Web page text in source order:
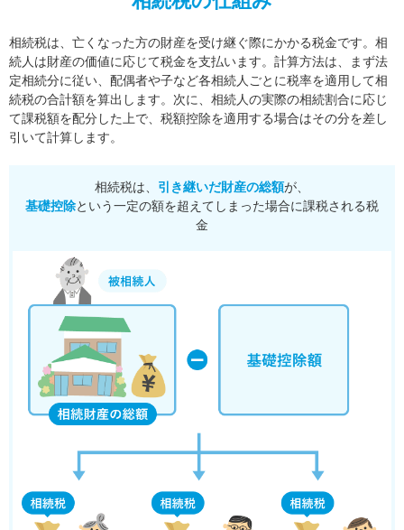
相続税は、亡くなった方の財産を受け継ぐ際にかかる税金です。相
続人は財産の価値に応じて税金を支払います。 計算方法は、まず法
定相続分に従い、配偶者や子など各相続人ごとに税率を適用して相
続税の合計額を算出します。 次に、相続人の実際の相続割合に応じ
て課税額を配分した上で、税額控除を適用する場合はその分を差し
引いて計算します。
相続税は、 引き継いだ財産の総額が、
基礎控除という一定の額を超えてしまった場合に課税される税
金